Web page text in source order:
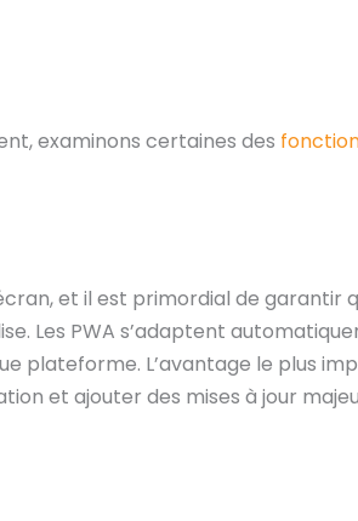
examinons certaines des
et il est primordial de garantir
Les PWA s’adaptent
plateforme. L’avantage le plus
et ajouter des mises à jour